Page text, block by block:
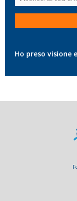
la
tua
Ho preso visione